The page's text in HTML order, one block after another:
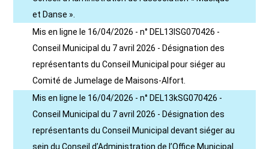
et Danse ».
Mis en ligne le 16/04/2026 - n° DEL13lSG070426 -
Conseil Municipal du 7 avril 2026 - Désignation des
représentants du Conseil Municipal pour siéger au
Comité de Jumelage de Maisons-Alfort.
Mis en ligne le 16/04/2026 - n° DEL13kSG070426 -
Conseil Municipal du 7 avril 2026 - Désignation des
représentants du Conseil Municipal devant siéger au
sein du Conseil d’Administration de l’Office Municipal